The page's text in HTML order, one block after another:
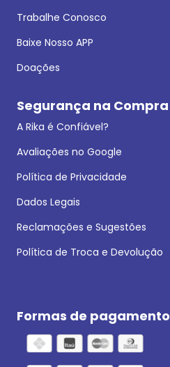
Trabalhe Conosco
Baixe Nosso APP
Doações
Segurança na Compra
A Rika é Confiável?
Avaliações no Google
Política de Privacidade
Dados Legais
Reclamações e Sugestões
Política de Troca e Devolução
Formas de pagamento